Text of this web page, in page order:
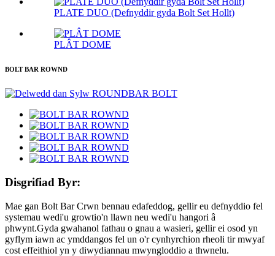
PLATE DUO (Defnyddir gyda Bolt Set Hollt)
PLÂT DOME
BOLT BAR ROWND
Disgrifiad Byr:
Mae gan Bolt Bar Crwn bennau edafeddog, gellir eu defnyddio fel
systemau wedi'u growtio'n llawn neu wedi'u hangori â
phwynt.Gyda gwahanol fathau o gnau a wasieri, gellir ei osod yn
gyflym iawn ac ymddangos fel un o'r cynhyrchion rheoli tir mwyaf
cost effeithiol yn y diwydiannau mwyngloddio a thwnelu.